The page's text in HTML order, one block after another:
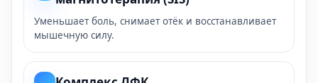
Уменьшает боль, снимает отёк и восстанавливает
мышечную силу.